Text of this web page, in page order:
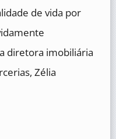
de vida por
diretora imobiliária
Zélia